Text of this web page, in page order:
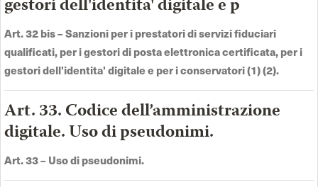
gestori dell'identita' digitale e p
Art. 32 bis –Sanzioni per i prestatori di servizi fiduciari
qualificati, per i gestori di posta elettronica certificata, per i
gestori dell'identita' digitale e per i conservatori (1) (2).
Art. 33. Codice dell’amministrazione
digitale. Uso di pseudonimi.
Art. 33 –Uso di pseudonimi.